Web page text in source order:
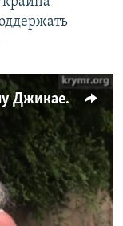
На крымского режиссера Галину Джикаеву «наезжает» ФСБ
available